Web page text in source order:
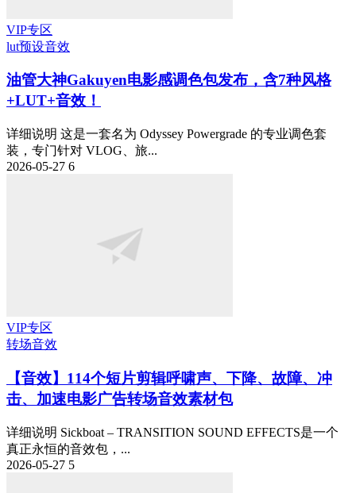
VIP专区
lut预设音效
油管大神Gakuyen电影感调色包发布，含7种风格
+LUT+音效！
详细说明 这是一套名为 Odyssey Powergrade 的专业调色套
装，专门针对 VLOG、旅...
2026-05-27 6
VIP专区
转场音效
【音效】114个短片剪辑呼啸声、下降、故障、冲
击、加速电影广告转场音效素材包
详细说明 Sickboat – TRANSITION SOUND EFFECTS是一个
真正永恒的音效包，...
2026-05-27 5